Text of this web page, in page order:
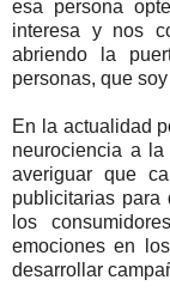
esa persona
interesa y nos
abriendo la
personas, que
En la actualidad
neurociencia a la
averiguar que
publicitarias para
los
emociones en
desarrollar